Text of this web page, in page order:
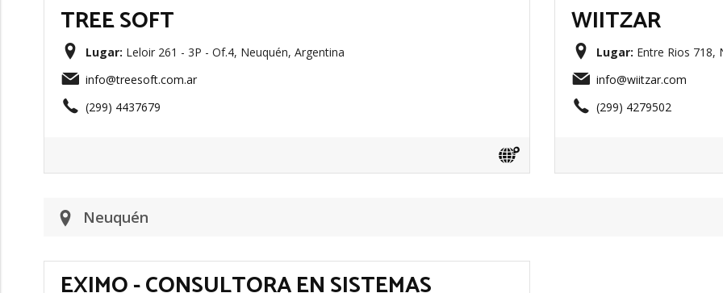
TREE SOFT
Lugar: Leloir 261 - 3P - Of.4, Neuquén, Argentina
info@treesoft.com.ar
(299) 4437679
WIITZAR
Lugar: Entre Rios 718,
info@wiitzar.com
(299) 4279502
Neuquén